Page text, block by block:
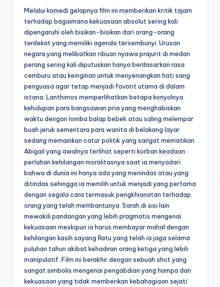
Melalui komedi gelapnya film ini memberikan kritik tajam
terhadap bagaimana kekuasaan absolut sering kali
dipengaruhi oleh bisikan-bisikan dari orang-orang
terdekat yang memiliki agenda tersembunyi. Urusan
negara yang melibatkan ribuan nyawa prajurit di medan
perang sering kali diputuskan hanya berdasarkan rasa
cemburu atau keinginan untuk menyenangkan hati sang
penguasa agar tetap menjadi favorit utama di dalam
istana. Lanthimos memperlihatkan betapa konyolnya
kehidupan para bangsawan pria yang menghabiskan
waktu dengan lomba balap bebek atau saling melempar
buah jeruk sementara para wanita di belakang layar
sedang memainkan catur politik yang sangat mematikan.
Abigail yang awalnya terlihat seperti korban keadaan
perlahan kehilangan moralitasnya saat ia menyadari
bahwa di dunia ini hanya ada yang menindas atau yang
ditindas sehingga ia memilih untuk menjadi yang pertama
dengan segala cara termasuk pengkhianatan terhadap
orang yang telah membantunya. Sarah di sisi lain
mewakili pandangan yang lebih pragmatis mengenai
kekuasaan meskipun ia harus membayar mahal dengan
kehilangan kasih sayang Ratu yang telah ia jaga selama
puluhan tahun akibat kehadiran orang ketiga yang lebih
manipulatif. Film ini berakhir dengan sebuah shot yang
sangat simbolis mengenai pengabdian yang hampa dan
kekuasaan yang tidak memberikan kebahagiaan sejati